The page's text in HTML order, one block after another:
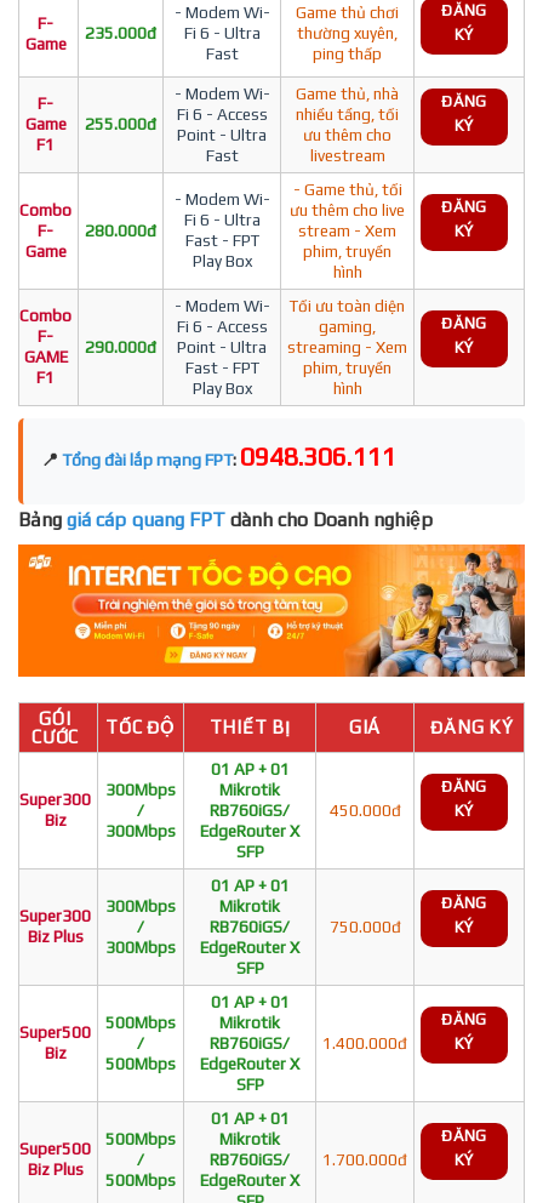
F-
Game
235.000đ
- Modem Wi-
Fi 6 - Ultra
Fast
Game thủ chơi
thường xuyên,
ping thấp
ĐĂNG
KÝ
F-
Game
F1
255.000đ
- Modem Wi-
Fi 6 - Access
Point - Ultra
Fast
Game thủ, nhà
nhiều tầng, tối
ưu thêm cho
livestream
ĐĂNG
KÝ
Combo
F-
Game
280.000đ
- Modem Wi-
Fi 6 - Ultra
Fast - FPT
Play Box
- Game thủ, tối
ưu thêm cho live
stream - Xem
phim, truyền
hình
ĐĂNG
KÝ
Combo
F-
GAME
F1
290.000đ
- Modem Wi-
Fi 6 - Access
Point - Ultra
Fast - FPT
Play Box
Tối ưu toàn diện
gaming,
streaming - Xem
phim, truyền
hình
ĐĂNG
KÝ
📍 Tổng đài lắp mạng FPT: 0948.306.111
Bảng giá cáp quang FPT dành cho Doanh nghiệp
GÓI
CƯỚC
TỐC ĐỘ THIẾT BỊ GIÁ ĐĂNG KÝ
Super300
Biz
300Mbps
/
300Mbps
01 AP + 01
Mikrotik
RB760iGS/
EdgeRouter X
SFP
450.000đ
ĐĂNG
KÝ
Super300
Biz Plus
300Mbps
/
300Mbps
01 AP + 01
Mikrotik
RB760iGS/
EdgeRouter X
SFP
750.000đ
ĐĂNG
KÝ
Super500
Biz
500Mbps
/
500Mbps
01 AP + 01
Mikrotik
RB760iGS/
EdgeRouter X
SFP
1.400.000đ
ĐĂNG
KÝ
Super500
Biz Plus
500Mbps
/
500Mbps
01 AP + 01
Mikrotik
RB760iGS/
EdgeRouter X
1.700.000đ
ĐĂNG
KÝ